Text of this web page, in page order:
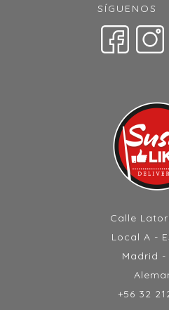
SÍGUENOS
Calle
Local A -
Madrid -
+56 32